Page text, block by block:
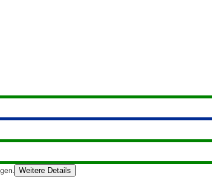
Weitere Details